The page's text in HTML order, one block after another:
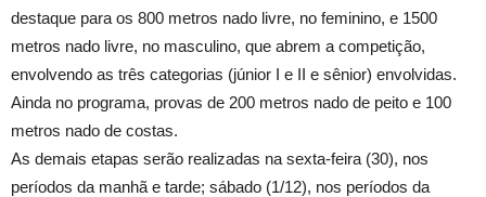
destaque para os 800 metros nado livre, no feminino, e 1500
metros nado livre, no masculino, que abrem a competição,
envolvendo as três categorias (júnior I e II e sênior) envolvidas.
Ainda no programa, provas de 200 metros nado de peito e 100
metros nado de costas.
As demais etapas serão realizadas na sexta-feira (30), nos
períodos da manhã e tarde; sábado (1/12), nos períodos da